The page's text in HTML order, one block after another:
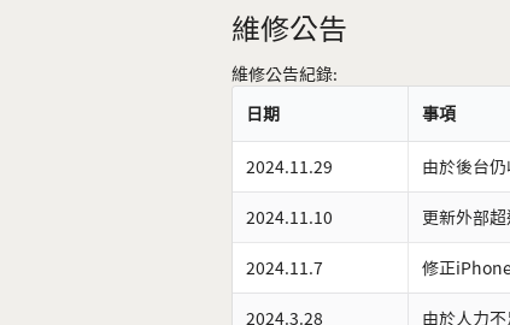
維修公告
維修公告紀錄:
日期
事項
2024.11.29 由於後台
2024.11.10 更新外部
2024.11.7 修正
2024.3.28 由於人力